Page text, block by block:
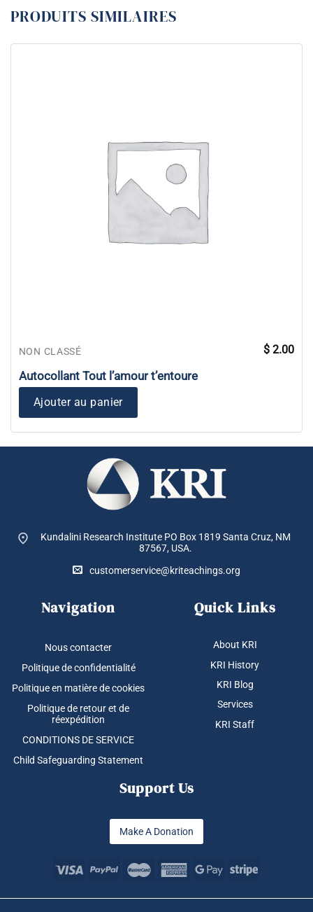
PRODUITS SIMILAIRES
NON CLASSÉ
Autocollant Tout l’amour t’entoure
$ 2.00
Ajouter au panier
Kundalini Research Institute PO Box 1819 Santa Cruz, NM
87567, USA.
customerservice@kriteachings.org
Navigation
Nous contacter
Politique de confidentialité
Politique en matière de cookies
Politique de retour et de
réexpédition
CONDITIONS DE SERVICE
Child Safeguarding Statement
Quick Links
About KRI
KRI History
KRI Blog
Services
KRI Staff
Support Us
Make A Donation